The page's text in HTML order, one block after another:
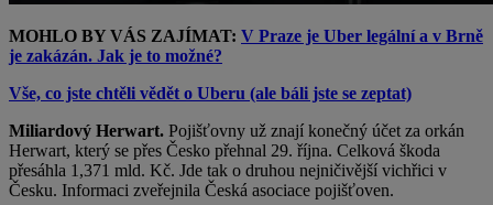
MOHLO BY VÁS ZAJÍMAT: V Praze je Uber legální a v Brně
je zakázán. Jak je to možné?
Vše, co jste chtěli vědět o Uberu (ale báli jste se zeptat)
Miliardový Herwart. Pojišťovny už znají konečný účet za orkán
Herwart, který se přes Česko přehnal 29. října. Celková škoda
přesáhla 1,371 mld. Kč. Jde tak o druhou nejničivější vichřici v
Česku. Informaci zveřejnila Česká asociace pojišťoven.